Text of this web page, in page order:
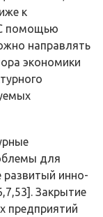
к
помощью
направлять
экономики
для
развитый инно­
Закрытие
предприятий